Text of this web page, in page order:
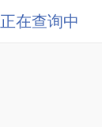
正在查询中